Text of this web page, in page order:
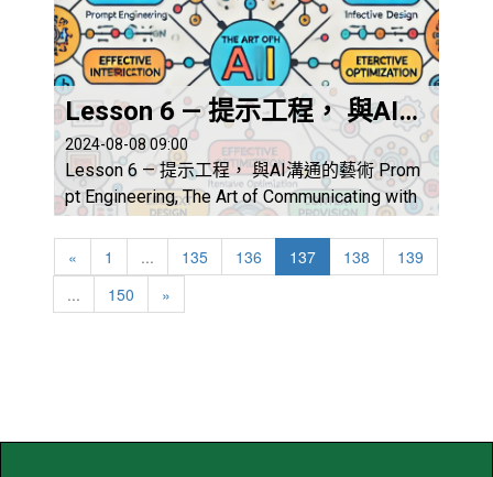
Lesson 6 — 提示工程， 與AI溝通的藝術
2024-08-08 09:00
Lesson 6 — 提示工程， 與AI溝通的藝術 Prom
pt Engineering, The Art of Communicating with
AI 圖靈學院/科楠/2024年8月8日 提示工
程（Prompt Engineering）是一種與生成式AI進
行有效溝通的技術，通過設計精確的輸入來獲
得所需的輸出。在這部分，我們將介紹提示工
« 1 ... 135 136 137 138
139
...
150 »